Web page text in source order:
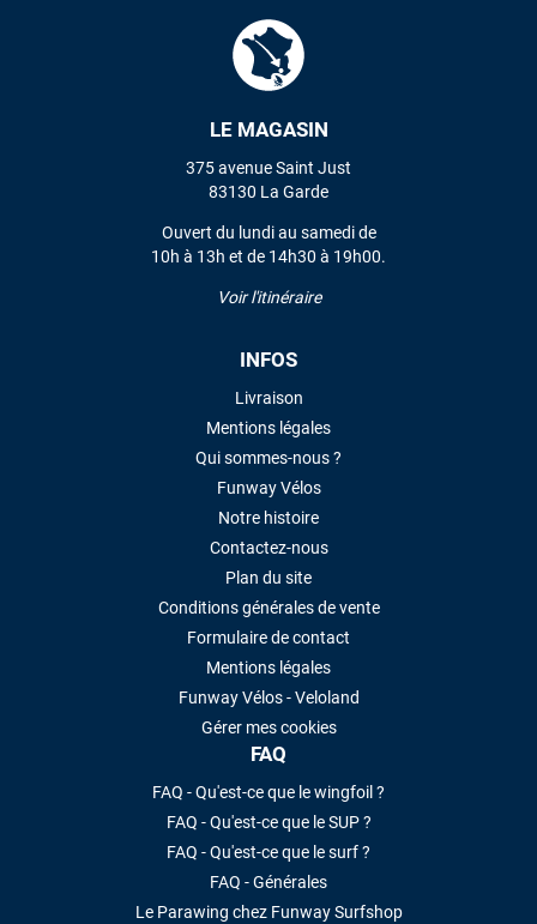
LE MAGASIN
375 avenue Saint Just
83130 La Garde
Ouvert du lundi au samedi de
10h à 13h et de 14h30 à 19h00.
Voir l'itinéraire
INFOS
Livraison
Mentions légales
Qui sommes-nous ?
Funway Vélos
Notre histoire
Contactez-nous
Plan du site
Conditions générales de vente
Formulaire de contact
Mentions légales
Funway Vélos - Veloland
Gérer mes cookies
FAQ
FAQ - Qu'est-ce que le wingfoil ?
FAQ - Qu'est-ce que le SUP ?
FAQ - Qu'est-ce que le surf ?
FAQ - Générales
Le Parawing chez Funway Surfshop